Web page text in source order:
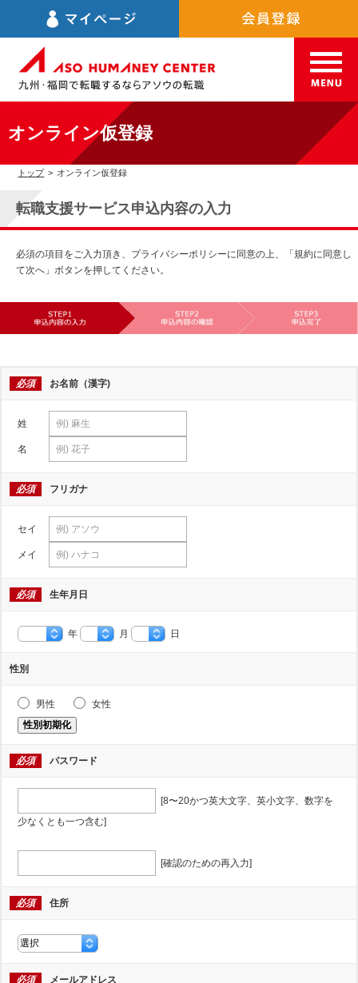
オンライン仮登録
トップ > オンライン仮登録
転職支援サービス申込内容の入力
必須の項目をご入力頂き、プライバシーポリシーに同意の上、「規約に同意し
て次へ」ボタンを押してください。
必須 お名前（漢字)
姓
名
必須 フリガナ
セイ
メイ
必須 生年月日
年 月 日
性別
男性
女性
性別初期化
必須 パスワード
[8〜20かつ英大文字、英小文字、数字を
少なくとも一つ含む]
[確認のための再入力]
必須 住所
必須 メールアドレス